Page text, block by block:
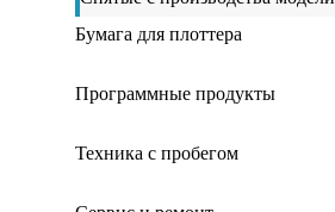
Бумага для плоттера
Программные продукты
Техника с пробегом